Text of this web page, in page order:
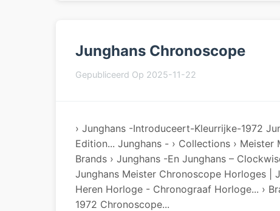
Junghans Chronoscope
Gepubliceerd Op 2025-11-22
› Junghans -introduceert-Kleurrijke-1972
Edition... Junghans - › Collections ›
Brands › Junghans -en Junghans –
Junghans Meister Chronoscope Horloges |
Heren Horloge - Chronograaf Horloge... ›
1972 Chronoscope...